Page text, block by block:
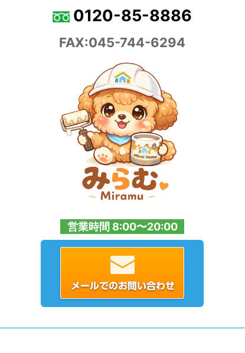
0120-85-8886
FAX:045-744-6294
営業時間 8:00〜20:00